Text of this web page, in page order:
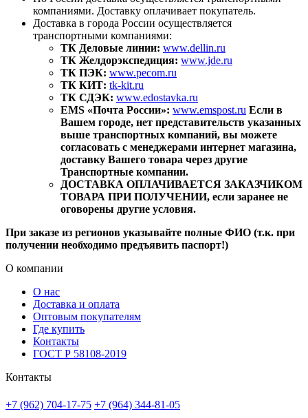
компаниями. Доставку оплачивает покупатель.
Доставка в города России осуществляется
транспортными компаниями:
ТК Деловые линии: www.dellin.ru
ТК Желдорэкспедиция: www.jde.ru
ТК ПЭК: www.pecom.ru
ТК КИТ: tk-kit.ru
ТК СДЭК: www.edostavka.ru
EMS «Почта России»: www.emspost.ru Если в
Вашем городе, нет представительств указанных
выше транспортных компаний, вы можете
согласовать с менеджерами интернет магазина,
доставку Вашего товара через другие
Транспортные компании.
ДОСТАВКА ОПЛАЧИВАЕТСЯ ЗАКАЗЧИКОМ
ТОВАРА ПРИ ПОЛУЧЕНИИ, если заранее не
оговорены другие условия.
При заказе из регионов указывайте полные ФИО (т.к. при
получении необходимо предъявить паспорт!)
О компании
О нас
Доставка и оплата
Оптовым покупателям
Где купить
Контакты
ГОСТ Р 58108-2019
Контакты
+7 (962) 704-17-75 +7 (964) 344-81-05